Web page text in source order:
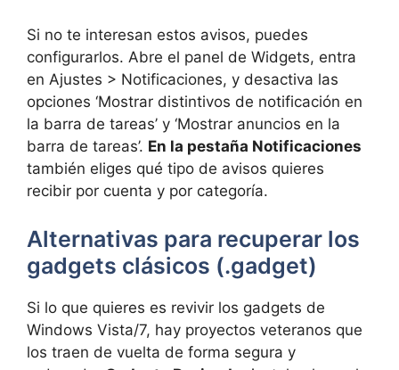
Si no te interesan estos avisos, puedes
configurarlos. Abre el panel de Widgets, entra
en Ajustes > Notificaciones, y desactiva las
opciones ‘Mostrar distintivos de notificación en
la barra de tareas’ y ‘Mostrar anuncios en la
barra de tareas’. En la pestaña Notificaciones
también eliges qué tipo de avisos quieres
recibir por cuenta y por categoría.
Alternativas para recuperar los
gadgets clásicos (.gadget)
Si lo que quieres es revivir los gadgets de
Windows Vista/7, hay proyectos veteranos que
los traen de vuelta de forma segura y